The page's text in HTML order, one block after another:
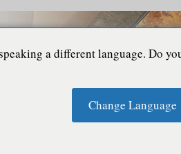
a different language. Do
Change Language